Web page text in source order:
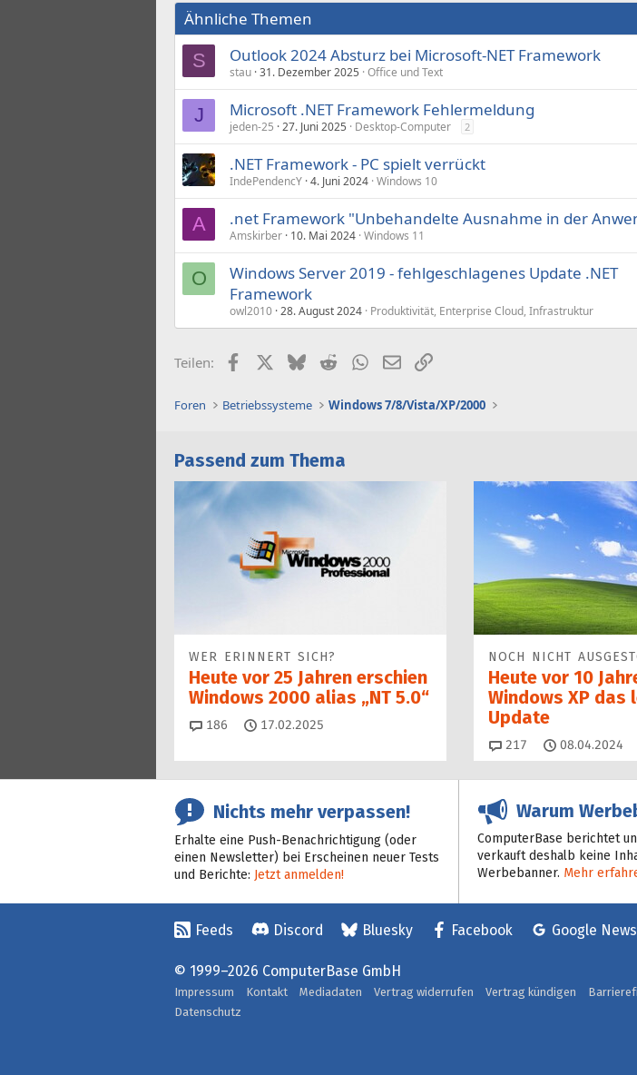
Ähnliche Themen
S Outlook 2024 Absturz bei Microsoft-NET Framework
stau 31. Dezember 2025 Office und Text
J Microsoft .NET Framework Fehlermeldung
jeden-25 27. Juni 2025 Desktop-Computer 2
.NET Framework - PC spielt verrückt
IndePendencY 4. Juni 2024 Windows 10
A .net Framework "Unbehandelte Ausnahme in der
Amskirber 10. Mai 2024 Windows 11
O
Windows Server 2019 - fehlgeschlagenes Update .NET
Framework
owl2010 28. August 2024 Produktivität, Enterprise Cloud, Infrastruktur
Teilen: FacebookX (Twitter)
BlueskyRedditWhatsApp
E-MailLink
Foren Betriebssysteme Windows 7/8/Vista/XP/2000
Passend zum Thema
WER ERINNERT SICH?
Heute vor 25 Jahren erschien
Windows 2000 alias „NT 5.0“
186 Kommentare
17.02.2025
NOCH NICHT
Heute vor 10
Windows XP das
Update
217 Kommentare
08.04.2024
Nichts mehr verpassen!
Erhalte eine Push-Benachrichtigung (oder
einen Newsletter) bei Erscheinen neuer Tests
und Berichte: Jetzt anmelden!
Warum
ComputerBase berichtet
verkauft deshalb keine
Werbebanner. Mehr
Feeds Discord Bluesky Facebook Google News
© 1999–2026 ComputerBase GmbH
Impressum Kontakt Mediadaten Vertrag widerrufen Vertrag kündigen
Datenschutz